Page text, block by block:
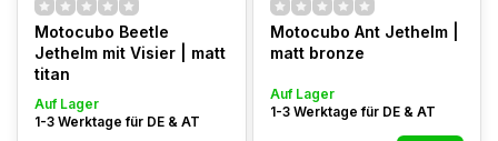
Motocubo Beetle
Jethelm mit Visier | matt
titan
Auf Lager
1-3 Werktage für DE & AT
Motocubo Ant Jethelm |
matt bronze
Auf Lager
1-3 Werktage für DE & AT